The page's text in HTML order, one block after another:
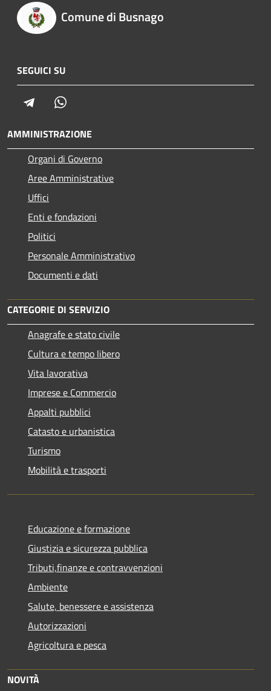
Comune di Busnago
SEGUICI SU
Telegram
AMMINISTRAZIONE
Organi di Governo
Aree Amministrative
Uffici
Enti e fondazioni
Politici
Personale Amministrativo
Documenti e dati
CATEGORIE DI SERVIZIO
Anagrafe e stato civile
Cultura e tempo libero
Vita lavorativa
Imprese e Commercio
Appalti pubblici
Catasto e urbanistica
Turismo
Mobilità e trasporti
Educazione e formazione
Giustizia e sicurezza pubblica
Tributi,finanze e contravvenzioni
Ambiente
Salute, benessere e assistenza
Autorizzazioni
Agricoltura e pesca
NOVITÀ